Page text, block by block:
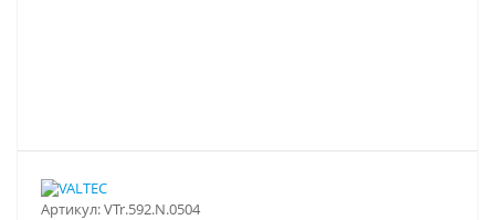
Артикул:VTr.592.N.0504